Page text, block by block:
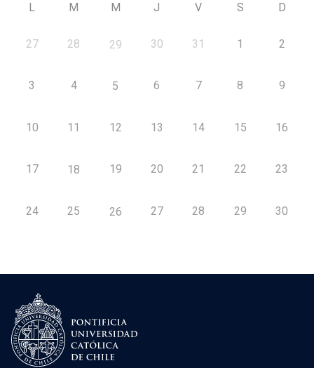
L M M J V S D
27 28 29 30 31 1 2
3 4 5 6 7 8 9
10 11 12 13 14 15 16
17 18 19 20 21 22 23
24 25 26 27 28 29 30